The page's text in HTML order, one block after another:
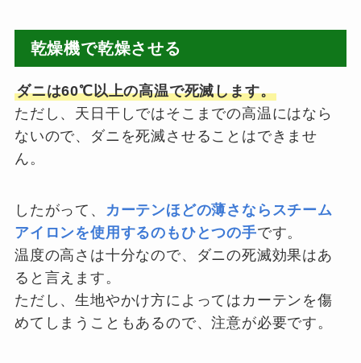
乾燥機で乾燥させる
ダニは60℃以上の高温で死滅します。
ただし、天日干しではそこまでの高温にはなら
ないので、ダニを死滅させることはできませ
ん。
したがって、
カーテンほどの薄さならスチーム
アイロンを使用するのもひとつの手です。
温度の高さは十分なので、ダニの死滅効果はあ
ると言えます。
ただし、生地やかけ方によってはカーテンを傷
めてしまうこともあるので、注意が必要です。